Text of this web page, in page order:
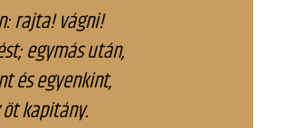
rajta! vágni!
egymás után,
és egyenkint,
öt kapitány.